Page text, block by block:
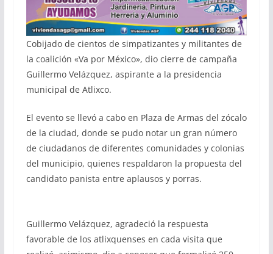
Cobijado de cientos de simpatizantes y militantes de
la coalición «Va por México», dio cierre de campaña
Guillermo Velázquez, aspirante a la presidencia
municipal de Atlixco.
El evento se llevó a cabo en Plaza de Armas del zócalo
de la ciudad, donde se pudo notar un gran número
de ciudadanos de diferentes comunidades y colonias
del municipio, quienes respaldaron la propuesta del
candidato panista entre aplausos y porras.
Guillermo Velázquez, agradeció la respuesta
favorable de los atlixquenses en cada visita que